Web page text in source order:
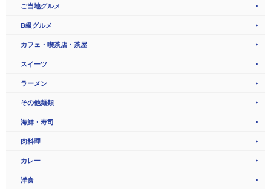
ご当地グルメ
B級グルメ
カフェ・喫茶店・茶屋
スイーツ
ラーメン
その他麺類
海鮮・寿司
肉料理
カレー
洋食